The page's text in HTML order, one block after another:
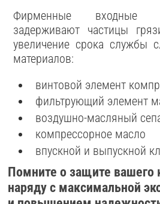
Фирменные входные
задерживают частицы
увеличение срока службы
материалов:
винтовой элемент
фильтрующий элемент
воздушно-масляный
компрессорное масло
впускной и выпускной
Помните о защите вашего
наряду с максимальной